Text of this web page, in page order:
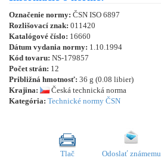
Označenie normy: ČSN ISO 6897
Rozlišovací znak: 011420
Katalógové číslo: 16660
Dátum vydania normy: 1.10.1994
Kód tovaru: NS-179857
Počet strán: 12
Približná hmotnosť: 36 g (0.08 libier)
Krajina:
Česká technická norma
Kategória: Technické normy ČSN
Tlač Odoslať známemu